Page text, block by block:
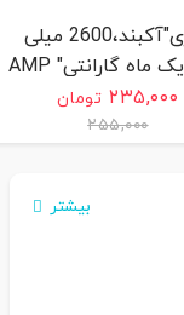
باتری"آکبند،2600 میلی
آمپر،یک ماه گارانتی" AMP
9000
۲۳۵,۰۰۰ تومان
۲۵۵,۰۰۰
بیشتر